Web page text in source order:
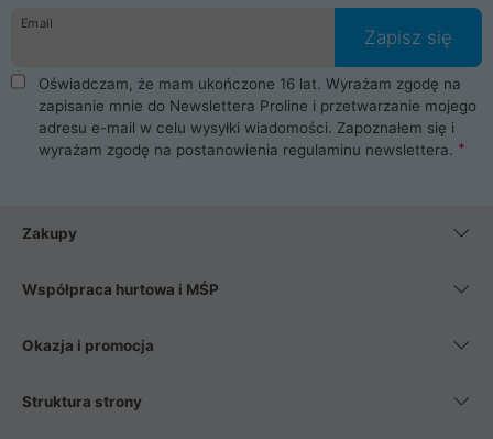
danych osobowych. Dlatego zakup notebooka albo laptopa w
ProLine to czysta przyjemność i pełne bezpieczeństwo.
Zaopatrzysz się u nas w akcesoria i części komputerowe
takie jak procesory, karty graficzne, płyty główne, pamięci,
dyski SSD, M.2 oraz HDD. Nasi pracownicy pomogą Ci wybrać
najlepszy zasilacz komputerowy oraz obudowę do komputera.
Poza komputerami mamy również najlepsze na rynku
Smartfony takich producentów jak Xiaomi, Apple, Samsung i
wentylatory. Na koniec mając już to wszystko, możesz
Email
Zapisz się
Oświadczam, że mam ukończone 16 lat. Wyrażam zgodę na
zapisanie mnie do Newslettera Proline i przetwarzanie mojego
adresu e-mail w celu wysyłki wiadomości. Zapoznałem się i
wyrażam zgodę na postanowienia regulaminu newslettera.
Zakupy
Współpraca hurtowa i MŚP
Okazja i promocja
Struktura strony